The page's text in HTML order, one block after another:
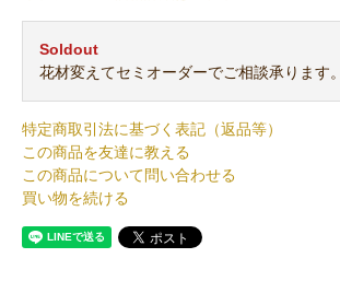
Soldout
花材変えてセミオーダーでご相談承ります。
特定商取引法に基づく表記（返品等）
この商品を友達に教える
この商品について問い合わせる
買い物を続ける